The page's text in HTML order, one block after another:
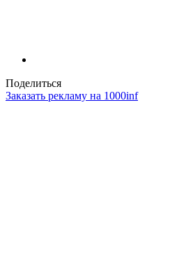
Поделиться
Заказать рекламу на 1000inf